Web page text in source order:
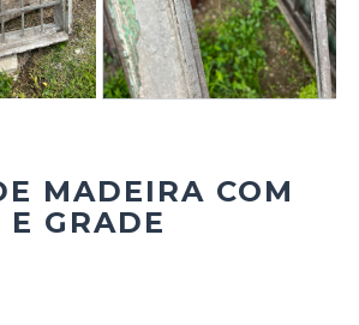
MADEIRA COM
GRADE